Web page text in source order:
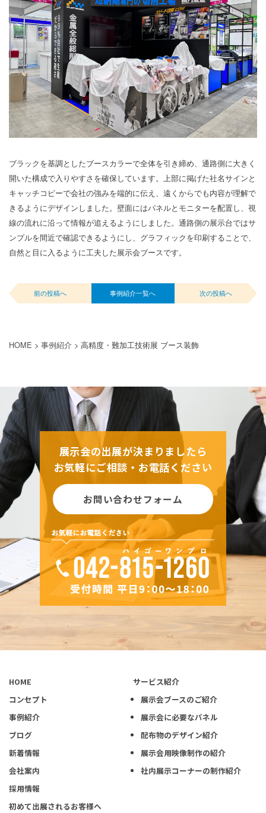
ブラックを基調としたブースカラーで全体を引き締め、通路側に大きく
開いた構成で入りやすさを確保しています。上部に掲げた社名サインと
キャッチコピーで会社の強みを端的に伝え、遠くからでも内容が理解で
きるようにデザインしました。壁面にはパネルとモニターを配置し、視
線の流れに沿って情報が追えるようにしました。通路側の展示台ではサ
ンプルを間近で確認できるようにし、グラフィックを印刷することで、
自然と目に入るように工夫した展示会ブースです。
前の投稿へ 事例紹介一覧へ 次の投稿へ
HOME > 事例紹介 > 高精度・難加工技術展 ブース装飾
展示会の出展が決まりましたら
お気軽にご相談・お電話ください
お問い合わせフォーム
HOME
コンセプト
事例紹介
ブログ
新着情報
会社案内
採用情報
サービス紹介
展示会ブースのご紹介
展示会に必要なパネル
配布物のデザイン紹介
展示会用映像制作の紹介
社内展示コーナーの制作紹介
初めて出展されるお客様へ